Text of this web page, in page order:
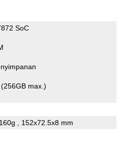
SoC
max.)
, 152x72.5x8 mm